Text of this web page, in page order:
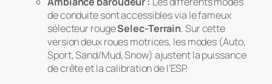
de conduite sont accessibles via le fameux
sélecteur rougeSelec-Terrain. Sur cette
version deux roues motrices, les modes (Auto,
Sport, Sand/Mud, Snow) ajustent la puissance
de crête et la calibration de l’ESP.